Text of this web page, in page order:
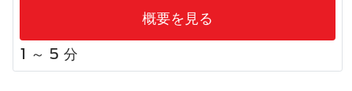
概要を見る
1 ～ 5 分